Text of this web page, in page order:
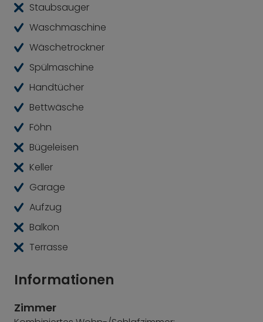
Cafés, Restaurants und die U‑Bahn‑Station
Theresienwiese sind in etwa fünf Gehminuten
erreichbar, der Karlsplatz/Stachus in rund zehn
Minuten.
Staubsauger
Waschmaschine
Wäschetrockner
Spülmaschine
Handtücher
Bettwäsche
Föhn
Bügeleisen
Keller
Garage
Aufzug
Balkon
Terrasse
Informationen
Zimmer